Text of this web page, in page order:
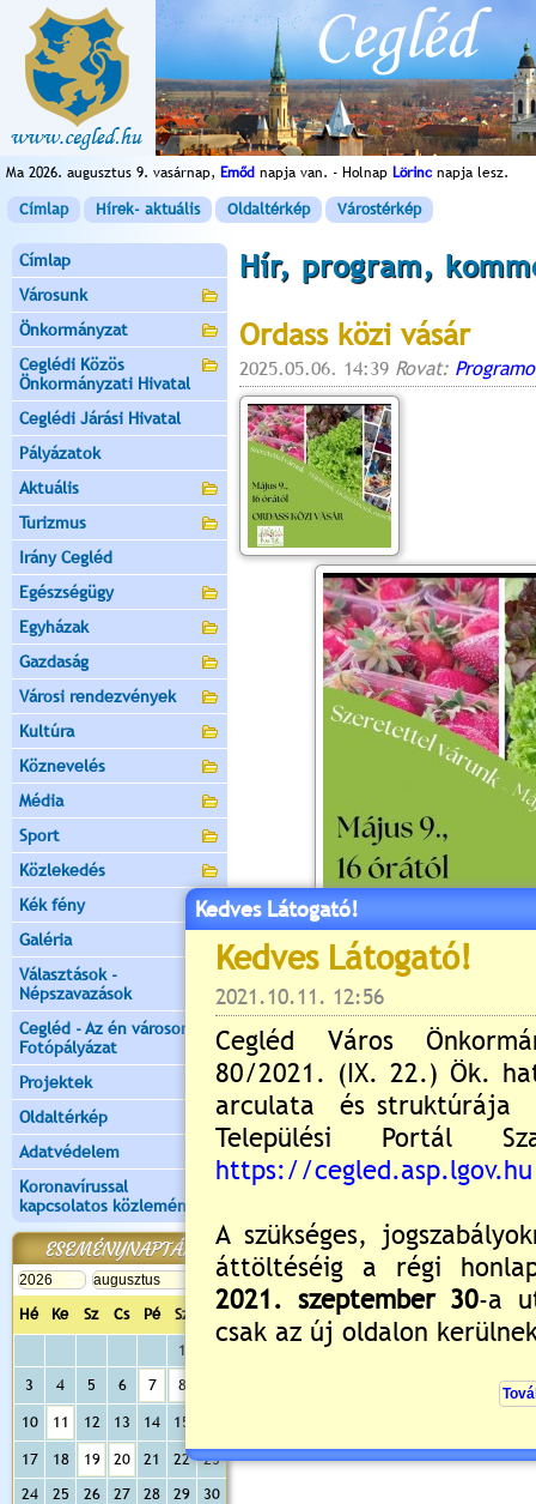
Ma 2026. augusztus 9. vasárnap, Emőd napja van. - Holnap Lörinc napja lesz.
Címlap Hírek- aktuális Oldaltérkép Várostérkép
Címlap
Városunk
Önkormányzat
Ceglédi Közös
Önkormányzati Hivatal
Ceglédi Járási Hivatal
Pályázatok
Aktuális
Turizmus
Irány Cegléd
Egészségügy
Egyházak
Gazdaság
Városi rendezvények
Kultúra
Köznevelés
Média
Sport
Közlekedés
Kék fény
Galéria
Választások -
Népszavazások
Cegléd - Az én városom -
Fotópályázat
Projektek
Oldaltérkép
Adatvédelem
Koronavírussal
kapcsolatos közlemények
ESEMÉNYNAPTÁR
Hé Ke Sz Cs Pé Sz
Va
1
3
4 5 6 7 8
10 11 12 13 14 15
17 18 19 20 21 22
23
24
25 26 27 28 29
30
Hír, program,
Ordass közi vásár
2025.05.06. 14:39 Rovat:
Értékelés: 5 /1
Még nincsenek hozzászólások
Kérjük jelentkezzen be,
Kedves Látogató!